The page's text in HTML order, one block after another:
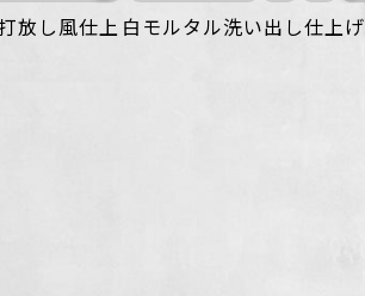
放し風仕上 白モルタル洗い出し仕上げ